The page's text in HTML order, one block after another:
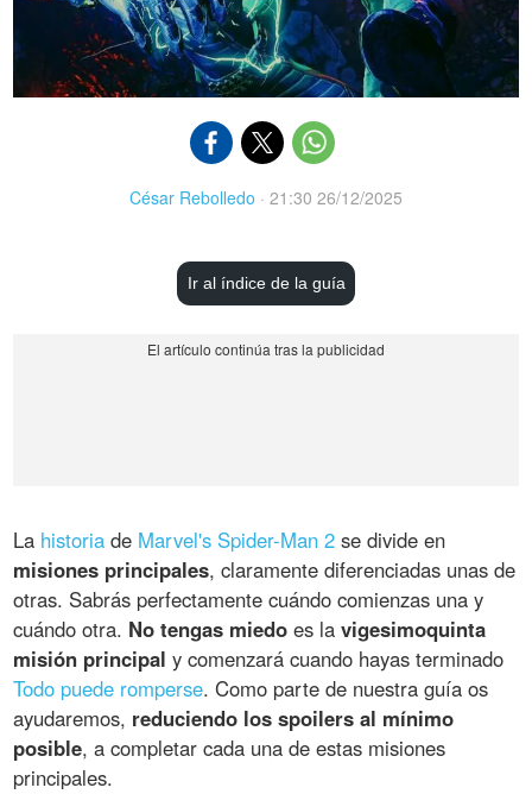
César Rebolledo · 21:30 26/12/2025
Ir al índice de la guía
La historia de Marvel's Spider-Man 2 se divide en
misiones principales, claramente diferenciadas unas de
otras. Sabrás perfectamente cuándo comienzas una y
cuándo otra. No tengas miedo es lavigesimoquinta
misión principal y comenzará cuando hayas terminado
Todo puede romperse. Como parte de nuestra guía os
ayudaremos, reduciendo los spoilers al mínimo
posible, a completar cada una de estas misiones
principales.